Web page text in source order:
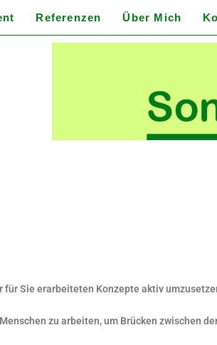
Referenzen Über Mich
Sie erarbeiteten Konzepte aktiv
zu arbeiten, um Brücken zwischen